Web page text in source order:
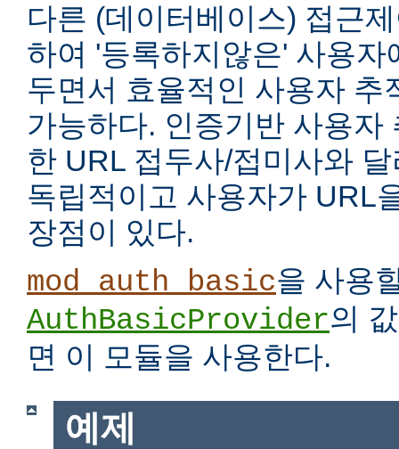
다른 (데이터베이스) 접근
하여 '등록하지않은' 사용
두면서 효율적인 사용자 추
가능하다. 인증기반 사용자
한 URL 접두사/접미사와
독립적이고 사용자가 URL
장점이 있다.
mod_auth_basic을 사용
AuthBasicProvider의
면 이 모듈을 사용한다.
예제